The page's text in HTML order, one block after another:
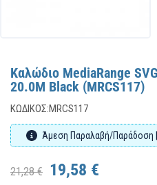
Καλώδιο MediaRange
20.0M Black (MRCS117)
ΚΩΔΙΚΌΣ:MRCS117
Άμεση Παραλαβή/Παράδοση
21,28 € 19,58 €